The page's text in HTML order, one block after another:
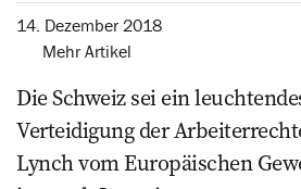
14. Dezember 2018
Mehr Artikel
Die Schweiz sei ein
Verteidigung der
Lynch vom ­Europäischen